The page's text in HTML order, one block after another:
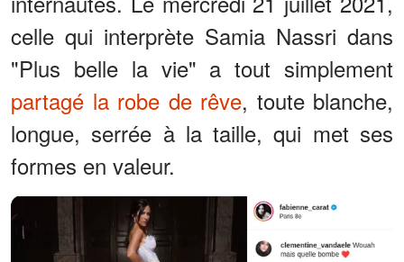
celle qui interprète Samia Nassri dans
"Plus belle la vie" a tout simplement
partagé la robe de rêve, toute blanche,
longue, serrée à la taille, qui met ses
formes en valeur.